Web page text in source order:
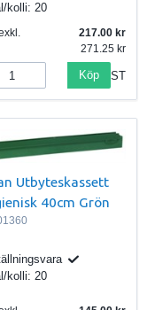
kolli: 20
217.00
271.25
Köp ST
Utbyteskassett
40cm Grön
kolli: 20